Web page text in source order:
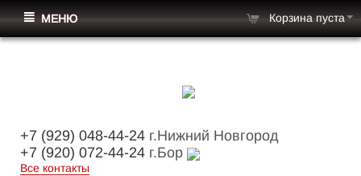
+7 (929) 048-44-24 г.Нижний Новгород
+7 (920) 072-44-24 г.Бор
Все контакты
МЕНЮ Корзина пуста